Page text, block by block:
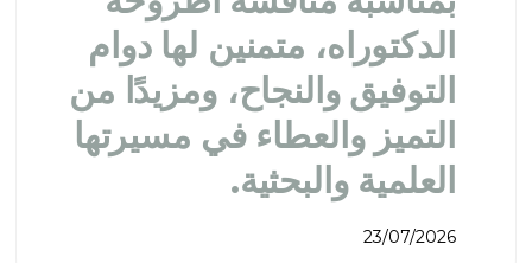
الدكتوراه، متمنين لها دوام
التوفيق والنجاح، ومزيدًا من
التميز والعطاء في مسيرتها
العلمية والبحثية.
23/07/2026